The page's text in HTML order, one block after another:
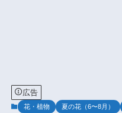
広告
花・植物 夏の花（6〜8月）